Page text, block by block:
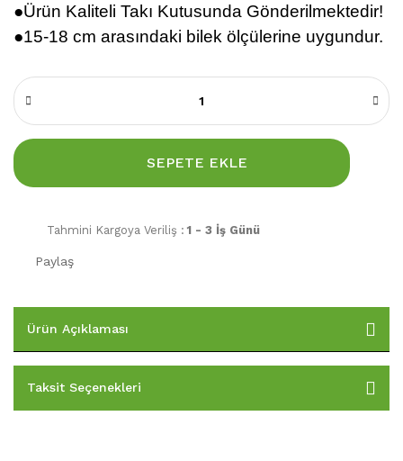
●Ürün Kaliteli Takı Kutusunda Gönderilmektedir!
●15-18 cm arasındaki bilek ölçülerine uygundur.
SEPETE EKLE
Tahmini Kargoya Veriliş : 1 - 3 İş Günü
Paylaş
Ürün Açıklaması
Taksit Seçenekleri